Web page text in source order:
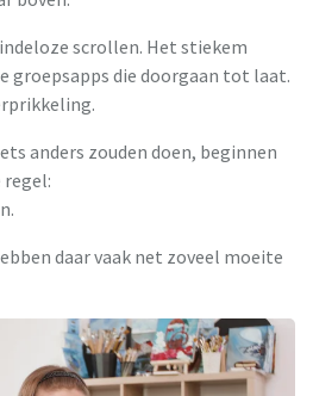
scrollen. Het stiekem
groepsapps die doorgaan tot laat.
anders zouden doen, beginnen
daar vaak net zoveel moeite